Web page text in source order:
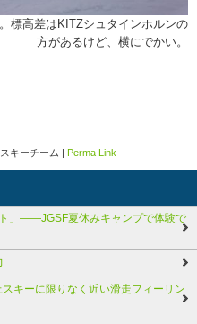
標高差はKITZシュタインホルンの
方があるけど、横にでかい。
キーチーム Perma Link
」――JGSF夏休みキャンプで体験で
キーに限りなく近い滑走フィーリン